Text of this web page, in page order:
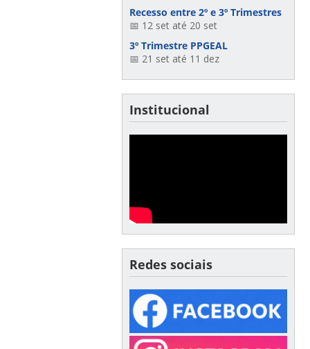
Recesso entre 2º e 3º Trimestres
📅 12 set até 20 set
3º Trimestre PPGEAL
📅 21 set até 11 dez
Institucional
Redes sociais